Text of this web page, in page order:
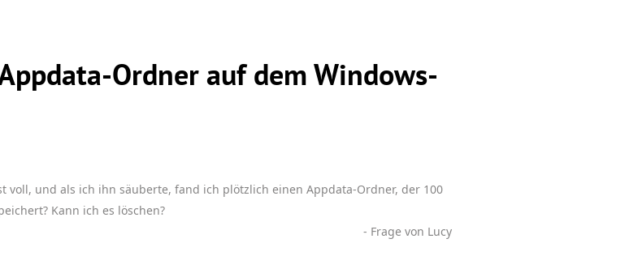
Ordner auf dem Windows-
voll, und als ich ihn säuberte, fand ich plötzlich einen Appdata-Ordner, der 100
Kann ich es löschen?
- Frage von Lucy